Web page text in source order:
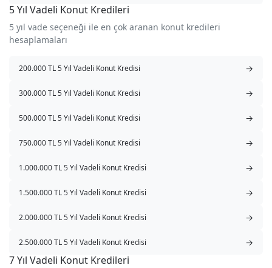
5 Yıl Vadeli Konut Kredileri
5 yıl vade seçeneği ile en çok aranan konut kredileri
hesaplamaları
200.000 TL 5 Yıl Vadeli Konut Kredisi →
300.000 TL 5 Yıl Vadeli Konut Kredisi →
500.000 TL 5 Yıl Vadeli Konut Kredisi →
750.000 TL 5 Yıl Vadeli Konut Kredisi →
1.000.000 TL 5 Yıl Vadeli Konut Kredisi →
1.500.000 TL 5 Yıl Vadeli Konut Kredisi →
2.000.000 TL 5 Yıl Vadeli Konut Kredisi →
2.500.000 TL 5 Yıl Vadeli Konut Kredisi →
7 Yıl Vadeli Konut Kredileri